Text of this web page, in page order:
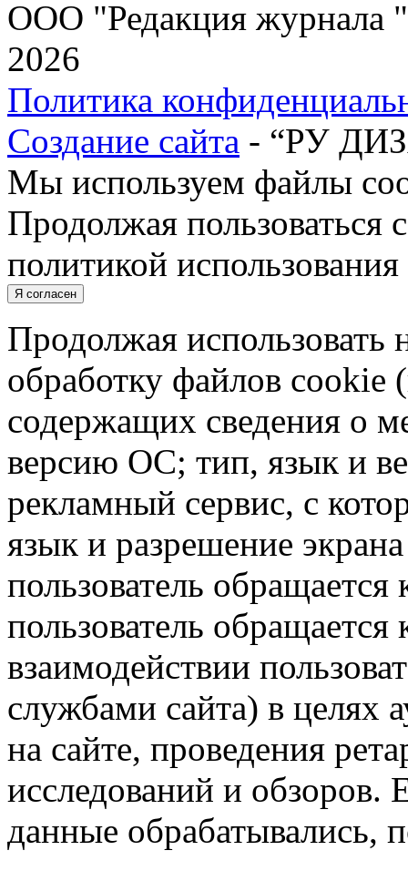
ООО "Редакция журнала
2026
Политика
Создание сайта - “РУ
Мы используем файлы
Продолжая пользоваться
политикой
Я согласен
Продолжая использовать
обработку файлов cookie
содержащих сведения о
версию ОС; тип, язык и
рекламный сервис, с
язык и разрешение
пользователь обращается
пользователь обращается
взаимодействии
службами сайта) в целях
на сайте, проведения
исследований и обзоров.
данные обрабатывались,